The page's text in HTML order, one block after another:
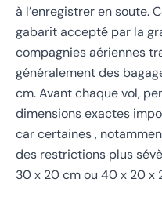
à l’enregistrer en soute.
gabarit accepté par la
compagnies aériennes
généralement des
cm. Avant chaque vol,
dimensions exactes
car certaines ,
des restrictions plus
30 x 20 cm ou 40 x 20 x